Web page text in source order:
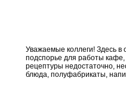
Уважаемые коллеги! Здесь
подспорье для работы
рецептуры недостаточно,
блюда, полуфабрикаты,